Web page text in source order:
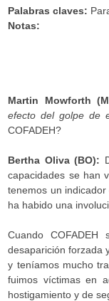
Palabras claves:
Notas:
Martin Mowforth
efecto del golpe de
COFADEH?
Bertha Oliva (BO):
capacidades se han
tenemos un
ha habido una
Cuando
desaparición forzada
y teníamos mucho
fuimos víctimas en
hostigamiento y de